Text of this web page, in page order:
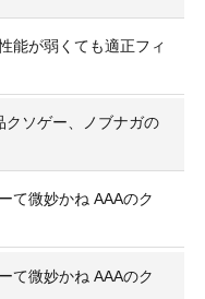
能が弱くても適正フィ
クソゲー、ノブナガの
て微妙かね AAAのク
て微妙かね AAAのク